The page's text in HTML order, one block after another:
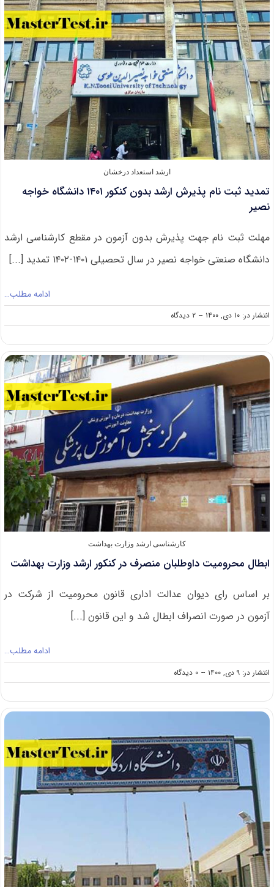
ارشد استعداد درخشان
تمدید ثبت نام پذیرش ارشد بدون کنکور ۱۴۰۱ دانشگاه خواجه
نصیر
مهلت ثبت نام جهت پذیرش بدون آزمون در مقطع کارشناسی ارشد
دانشگاه صنعتی خواجه نصیر در سال تحصیلی ۱۴۰۱-۱۴۰۲ تمدید [...]
ادامه مطلب…
انتشار در: ۱۰ دی, ۱۴۰۰ -- ۲ دیدگاه
on
تمدید
نام
پذیرش
ارشد
بدون
کنکور
دانشگاه
خواجه
نصیر
کارشناسی ارشد وزارت بهداشت
ابطال محرومیت داوطلبان منصرف در کنکور ارشد وزارت بهداشت
بر اساس رای دیوان عدالت اداری قانون محرومیت از شرکت در
آزمون در صورت انصراف ابطال شد و این قانون [...]
ادامه مطلب…
انتشار در: ۹ دی, ۱۴۰۰ -- ۰ دیدگاه
on
ابطال
داوطلبان
کنکور
ارشد
وزارت
بهداشت